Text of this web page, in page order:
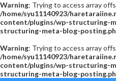
Warning: Trying to access array
/home/syu11140923/
content/plugins/wp-structuring-
structuring-meta-blog-
Warning: Trying to access array
/home/syu11140923/
content/plugins/wp-structuring-
structuring-meta-blog-